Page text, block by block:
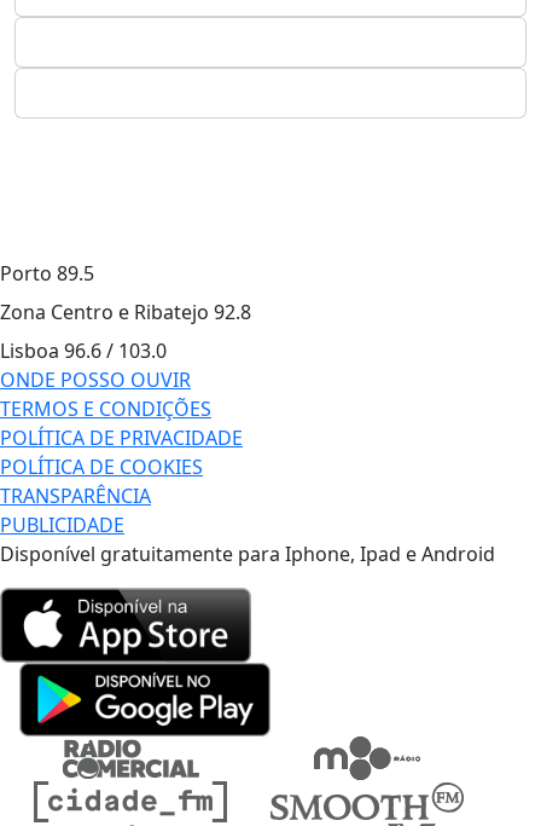
Porto 89.5
Zona Centro e Ribatejo 92.8
Lisboa 96.6 / 103.0
ONDE POSSO OUVIR
TERMOS E CONDIÇÕES
POLÍTICA DE PRIVACIDADE
POLÍTICA DE COOKIES
TRANSPARÊNCIA
PUBLICIDADE
Disponível gratuitamente para Iphone, Ipad e Android